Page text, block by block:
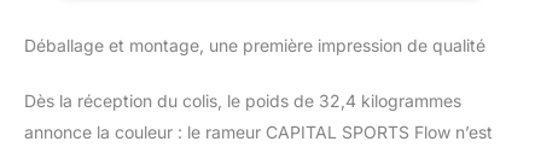
l'incliner à la verticale.
SUR L'EAU : Ce rameur
est une expérience
Déballage et montage, une première impression de qualité
Dès la réception du colis, le poids de 32,4 kilogrammes
annonce la couleur : le rameur CAPITAL SPORTS Flow n’est